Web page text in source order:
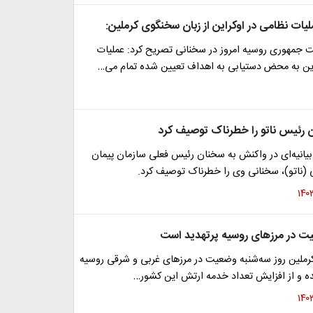
نظامی در اوکراین از زبان سخنگوی کرملین:
روسیه امروز در سخنانی تصریح کرد: عملیات
به محض دستیابی به اهداف تعیین شده تمام می‌…
رئیس ناتو را خطرناک توصیف کرد
در واکنش به سخنان رئیس فعلی سازمان پیمان
(ناتو)، سخنانی وی را خطرناک توصیف کرد.
در مرزهای روسیه پرتهدید است
روز سه‌شنبه وضعیت در مرزهای غربی و شرقی روسیه
و از افزایش تعداد خدمه ارتش این کشور…